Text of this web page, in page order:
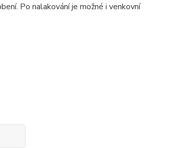
Po nalakování je možné i venkovní